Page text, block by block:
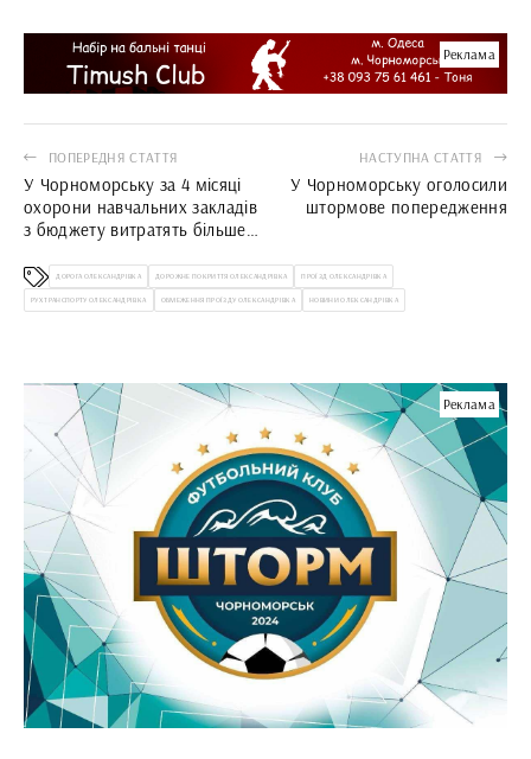
Реклама
ПОПЕРЕДНЯ СТАТТЯ
У Чорноморську за 4 місяці
охорони навчальних закладів
з бюджету витратять більше
НАСТУПНА СТАТТЯ
У Чорноморську оголосили
штормове попередження
ДОРОГА ОЛЕКСАНДРІВКА ДОРОЖНЕ ПОКРИТТЯ ОЛЕКСАНДРІВКА ПРОЇЗД ОЛЕКСАНДРІВКА
РУХ ТРАНСПОРТУ ОЛЕКСАНДРІВКА ОБМЕЖЕННЯ ПРОЇЗДУ ОЛЕКСАНДРІВКА НОВИНИ ОЛЕКСАНДРІВКА
Реклама